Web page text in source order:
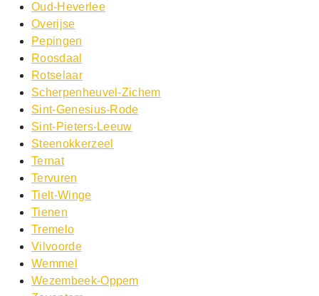
Oud-Heverlee
Overijse
Pepingen
Roosdaal
Rotselaar
Scherpenheuvel-Zichem
Sint-Genesius-Rode
Sint-Pieters-Leeuw
Steenokkerzeel
Ternat
Tervuren
Tielt-Winge
Tienen
Tremelo
Vilvoorde
Wemmel
Wezembeek-Oppem